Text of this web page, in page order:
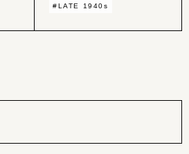
#LATE 1940s